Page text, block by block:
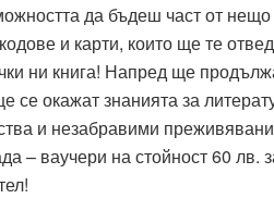
да бъдеш част от
и карти, които ще те
ни книга! Напред ще
се окажат знанията за
и незабравими
– ваучери на стойност 60